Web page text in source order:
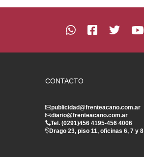
CONTACTO
publicidad@frenteacano.com.ar
diario@frenteacano.com.ar
Tel. (0291)456 4195-456 4006
Drago 23, piso 11, oficinas 6, 7 y 8